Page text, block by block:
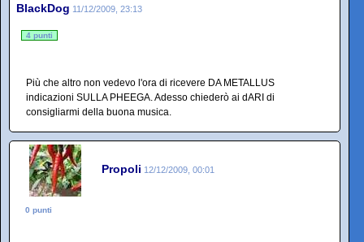
BlackDog 11/12/2009, 23:13
4 punti
Più che altro non vedevo l'ora di ricevere DA METALLUS
indicazioni SULLA PHEEGA. Adesso chiederò ai dARI di
consigliarmi della buona musica.
Propoli 12/12/2009, 00:01
0 punti